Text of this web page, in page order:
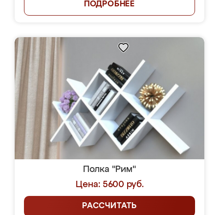
ПОДРОБНЕЕ
Полка "Рим"
Цена: 5600 руб.
РАССЧИТАТЬ